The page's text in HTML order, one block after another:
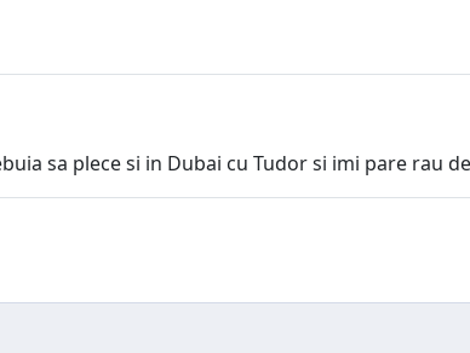
sa plece si in Dubai cu Tudor si imi pare rau de